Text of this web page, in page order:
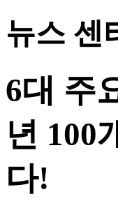
뉴스 센
6대 주
년 100
다!